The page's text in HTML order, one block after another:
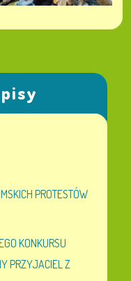
PROTESTÓW
KONKURSU
PRZYJACIEL Z